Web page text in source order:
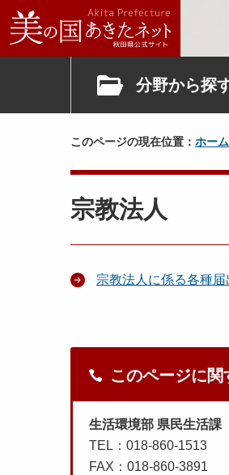
分野から探
このページの現在位置： ホーム
宗教法人
宗教法人に係る各種届
このページに
生活環境部 県民生活課
TEL：018-860-1513
FAX：018-860-3891